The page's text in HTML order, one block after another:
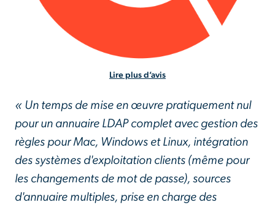
Lire plus d’avis
« Un temps de mise en œuvre pratiquement nul
pour un annuaire LDAP complet avec gestion des
règles pour Mac, Windows et Linux, intégration
des systèmes d'exploitation clients (même pour
les changements de mot de passe), sources
d'annuaire multiples, prise en charge des